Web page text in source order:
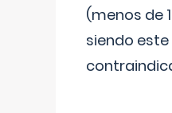
(menos de
siendo este